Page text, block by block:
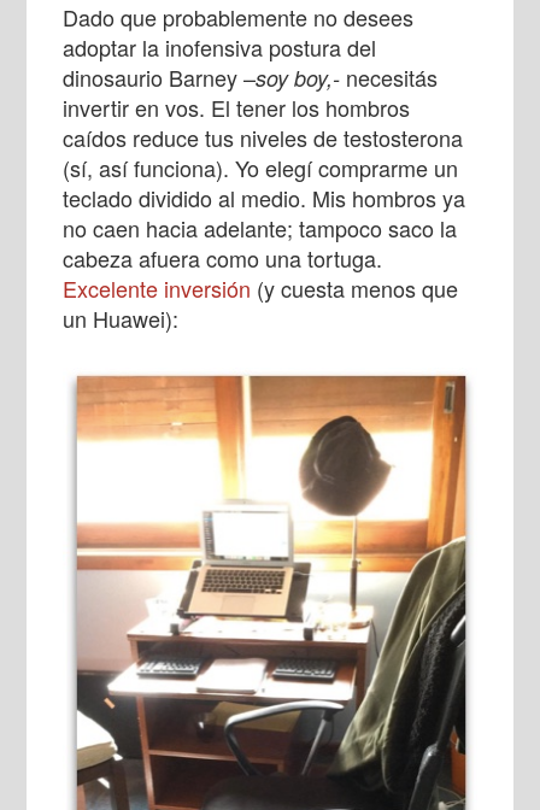
Dado que probablemente no desees
adoptar la inofensiva postura del
dinosaurio Barney –soy boy,- necesitás
invertir en vos. El tener los hombros
caídos reduce tus niveles de testosterona
(sí, así funciona). Yo elegícomprarme un
teclado dividido al medio. Mis hombros ya
no caen hacia adelante; tampoco saco la
cabeza afuera como una tortuga.
Excelente inversión (y cuesta menos que
un Huawei):